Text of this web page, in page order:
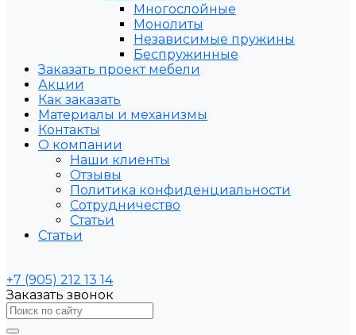
Многослойные
Монолиты
Независимые пружины
Беспружинные
Заказать проект мебели
Акции
Как заказать
Материалы и механизмы
Контакты
О компании
Наши клиенты
Отзывы
Политика конфиденциальности
Сотрудничество
Статьи
Статьи
+7 (905) 212 13 14
Заказать звонок